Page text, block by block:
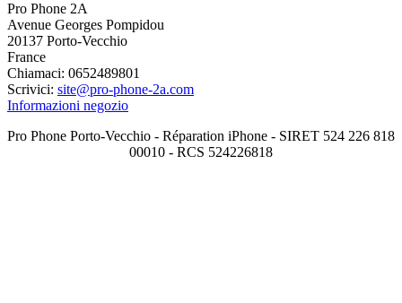
Pro Phone 2A
Avenue Georges Pompidou
20137 Porto-Vecchio
France
Chiamaci: 0652489801
Scrivici: site@pro-phone-2a.com
Informazioni negozio
Pro Phone Porto-Vecchio - Réparation iPhone - SIRET 524 226 818
00010 - RCS 524226818